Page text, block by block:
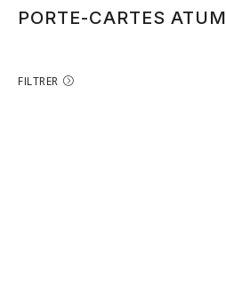
PORTE-CARTES ATUM
FILTRER